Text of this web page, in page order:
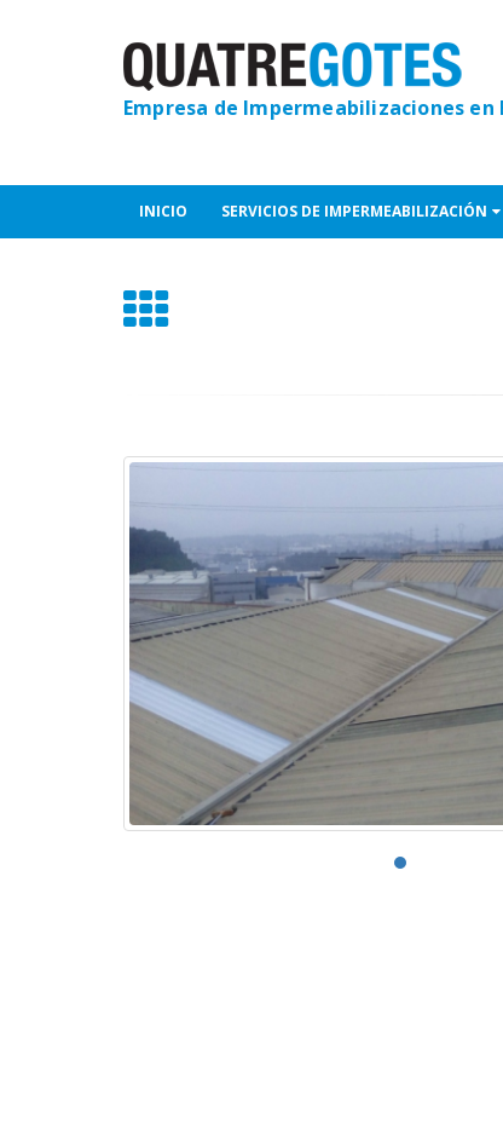
Empresa de Impermeabilizaciones en
INICIO SERVICIOS DE IMPERMEABILIZACIÓN